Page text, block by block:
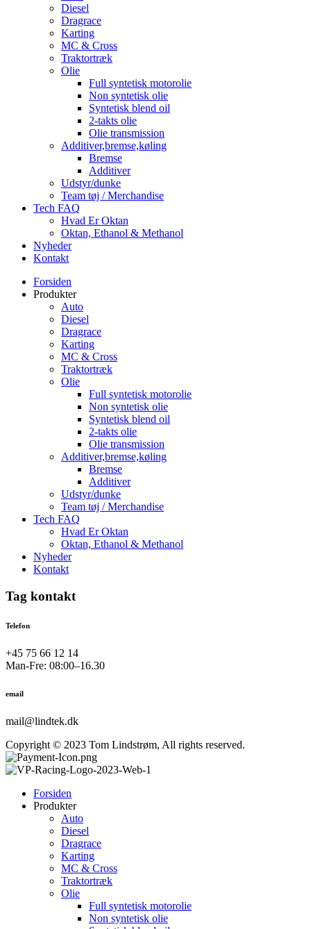
Diesel
Dragrace
Karting
MC & Cross
Traktortræk
Olie
Full syntetisk motorolie
Non syntetisk olie
Syntetisk blend oil
2-takts olie
Olie transmission
Additiver,bremse,køling
Bremse
Additiver
Udstyr/dunke
Team tøj / Merchandise
Tech FAQ
Hvad Er Oktan
Oktan, Ethanol & Methanol
Nyheder
Kontakt
Forsiden
Produkter
Auto
Diesel
Dragrace
Karting
MC & Cross
Traktortræk
Olie
Full syntetisk motorolie
Non syntetisk olie
Syntetisk blend oil
2-takts olie
Olie transmission
Additiver,bremse,køling
Bremse
Additiver
Udstyr/dunke
Team tøj / Merchandise
Tech FAQ
Hvad Er Oktan
Oktan, Ethanol & Methanol
Nyheder
Kontakt
Tag kontakt
Telefon
+45 75 66 12 14
Man-Fre: 08:00–16.30
email
mail@lindtek.dk
Copyright © 2023 Tom Lindstrøm, All rights reserved.
Forsiden
Produkter
Auto
Diesel
Dragrace
Karting
MC & Cross
Traktortræk
Olie
Full syntetisk motorolie
Non syntetisk olie